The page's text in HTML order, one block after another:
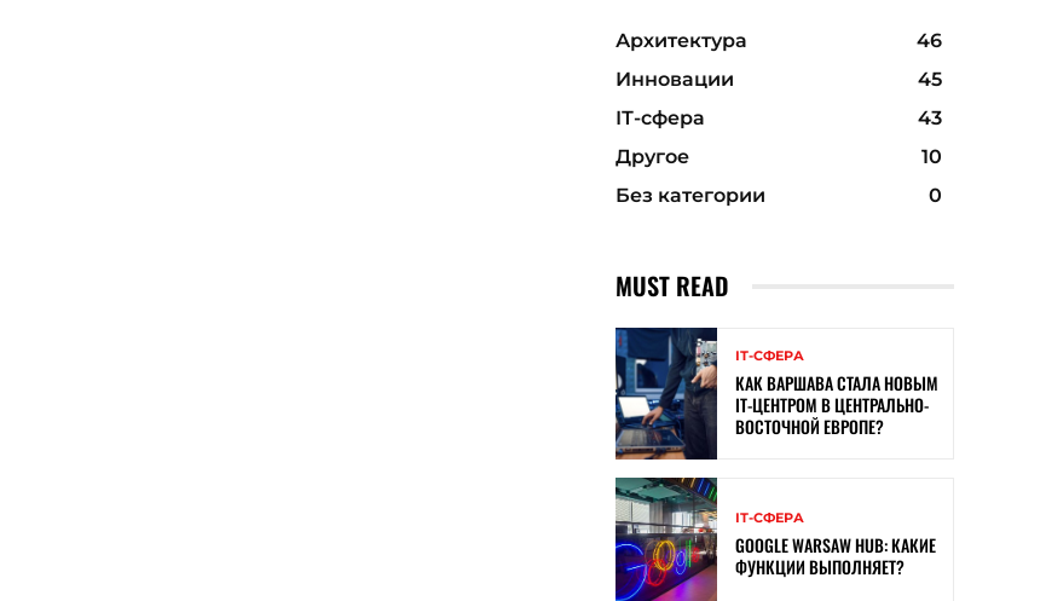
Архитектура
46
Инновации
45
ІТ-сфера
43
Другое
10
Без категории
0
MUST READ
ІТ-СФЕРА
КАК ВАРШАВА СТАЛА НОВЫМ
IT-ЦЕНТРОМ В ЦЕНТРАЛЬНО-
ВОСТОЧНОЙ ЕВРОПЕ?
ІТ-СФЕРА
GOOGLE WARSAW HUB: КАКИЕ
ФУНКЦИИ ВЫПОЛНЯЕТ?